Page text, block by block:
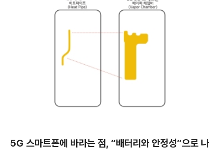
5G 스마트폰에 바라는 점, “배터리와 안정성”으로 나